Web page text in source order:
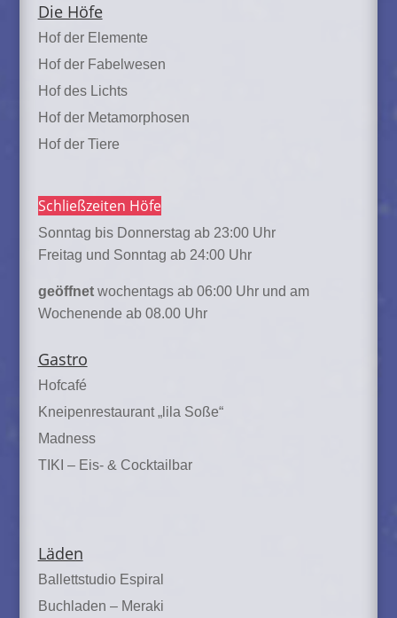
Die Höfe
Hof der Elemente
Hof der Fabelwesen
Hof des Lichts
Hof der Metamorphosen
Hof der Tiere
Schließzeiten Höfe
Sonntag bis Donnerstag ab 23:00 Uhr
Freitag und Sonntag ab 24:00 Uhr
geöffnetwochentags ab 06:00 Uhr und am
Wochenende ab 08.00 Uhr
Gastro
Hofcafé
Kneipenrestaurant „lila Soße“
Madness
TIKI – Eis- & Cocktailbar
Läden
Ballettstudio Espiral
Buchladen – Meraki